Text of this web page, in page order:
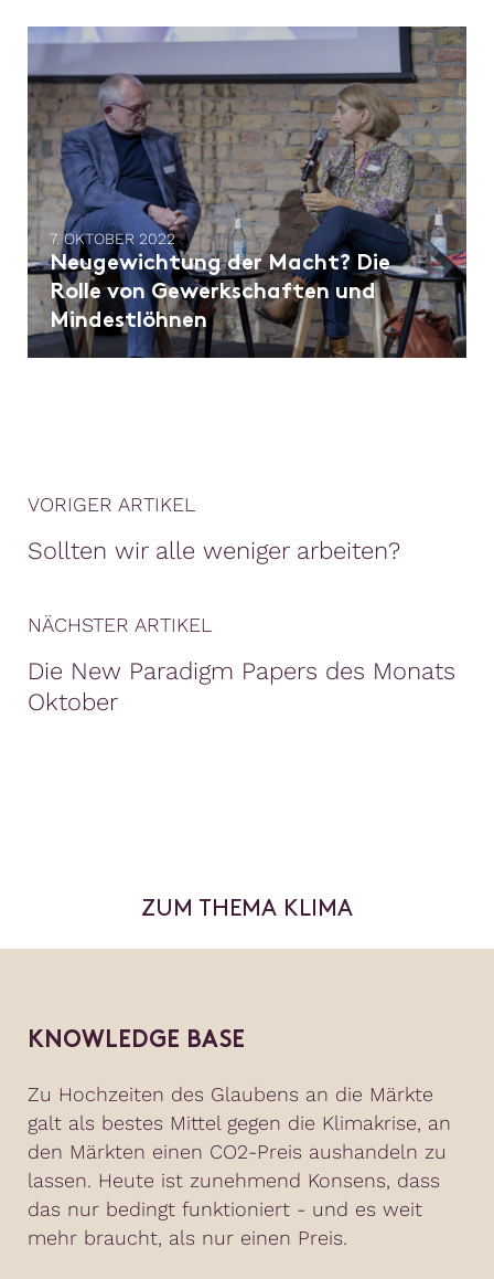
7. OKTOBER 2022
Neugewichtung der Macht? Die
Rolle von Gewerkschaften und
Mindestlöhnen
VORIGER ARTIKEL
Sollten wir alle weniger arbeiten?
NÄCHSTER ARTIKEL
Die New Paradigm Papers des Monats
Oktober
ZUM THEMA KLIMA
KNOWLEDGE BASE
Zu Hochzeiten des Glaubens an die Märkte
galt als bestes Mittel gegen die Klimakrise, an
den Märkten einen CO2-Preis aushandeln zu
lassen. Heute ist zunehmend Konsens, dass
das nur bedingt funktioniert - und es weit
mehr braucht, als nur einen Preis.